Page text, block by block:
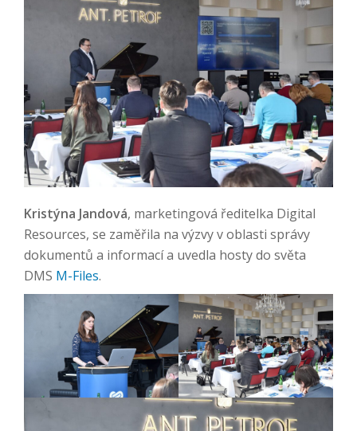
Kristýna Jandová, marketingová ředitelka Digital
Resources, se zaměřila na výzvy v oblasti správy
dokumentů a informací a uvedla hosty do světa
DMS M-Files.